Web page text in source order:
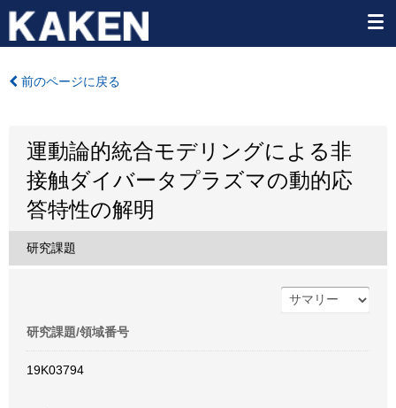
前のページに戻る
運動論的統合モデリングによる非
接触ダイバータプラズマの動的応
答特性の解明
研究課題
研究課題/領域番号
19K03794